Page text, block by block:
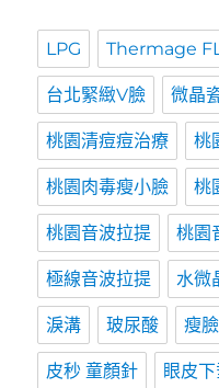
LPG Thermage
台北緊緻V臉 微晶
桃園清痘痘治療 桃
桃園肉毒瘦小臉 桃
桃園音波拉提 桃園
極線音波拉提 水微
淚溝 玻尿酸 瘦臉
皮秒 童顏針 眼皮